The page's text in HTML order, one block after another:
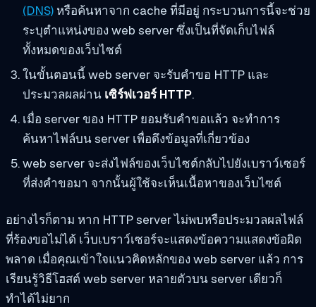
(DNS)หรือค้นหาจาก cache ที่มีอยู่ กระบวนการนี้จะช่วย
ระบุตำแหน่งของ web server ซึ่งเป็นที่จัดเก็บไฟล์
ทั้งหมดของเว็บไซต์
ในขั้นตอนนี้ web server จะรับคำขอ HTTP และ
ประมวลผลผ่าน เซิร์ฟเวอร์ HTTP.
เมื่อ server ของ HTTP ยอมรับคำขอแล้ว จะทำการ
ค้นหาไฟล์บน server เพื่อดึงข้อมูลที่เกี่ยวข้อง
web server จะส่งไฟล์ของเว็บไซต์กลับไปยังเบราว์เซอร์
ที่ส่งคำขอมา จากนั้นผู้ใช้จะเห็นเนื้อหาของเว็บไซต์
อย่างไรก็ตาม หาก HTTP server ไม่พบหรือประมวลผลไฟล์
ที่ร้องขอไม่ได้ เว็บเบราว์เซอร์จะแสดงข้อความแสดงข้อผิด
พลาด เมื่อคุณเข้าใจแนวคิดหลักของ web server แล้ว การ
เรียนรู้วิธีโฮสต์ web server หลายตัวบน server เดียวก็
ทำได้ไม่ยาก